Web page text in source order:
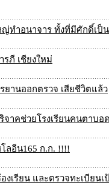
ญ่ทำอนาจาร ทั้งที่มีศักดิ์เป็
ภี เชียงใหม่
านออกตรวจ เสียชีวิตแล้ว
าคช่วยโรงเรียนคนตาบอด
ลอีน165 ก.ก. !!!!
เรียน และตรวจทะเบียน